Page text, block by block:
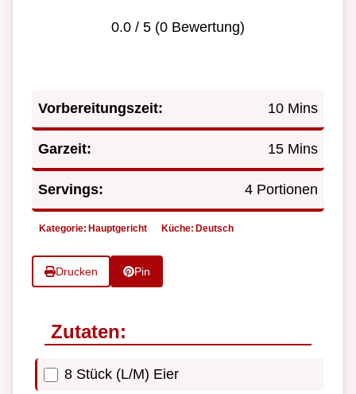
0.0 / 5 (0 Bewertung)
Vorbereitungszeit: 10 Mins
Garzeit: 15 Mins
Servings: 4 Portionen
Kategorie: Hauptgericht Küche: Deutsch
Drucken Pin
Zutaten:
8 Stück (L/M) Eier